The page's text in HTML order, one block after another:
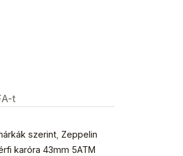
t
szerint Zeppelin
karóra 43mm 5ATM